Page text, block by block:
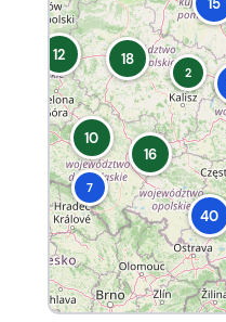
2
12
10
16
7
40
18